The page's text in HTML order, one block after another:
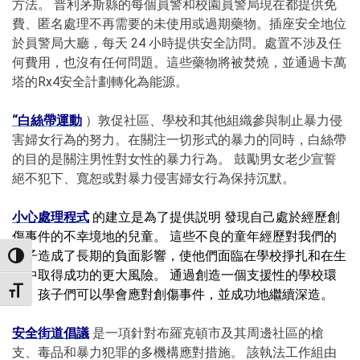
TOGGLE HIGH CONTRAST
TOGGLE FONT SIZE
方法。 普利茅斯縣的每個員警和校園員警局現在都提供免
費、匿名處理不再需要的未使用或過期藥物。插座安全地位
於員警局大廳，每天 24 小時提供安全訪問。處置不涉及任
何費用，也沒有任何問題。這些藥物將被焚燒，並通過卡萬
塔的Rx4安全計劃轉化為能源。
“白絲帶運動 ）敦促社區、學校和其他組織參與制止暴力侵
害婦女行為的努力。在關注一切形式的暴力的同時，白絲帶
的目的是關注男性對女性的暴力行為。 鼓勵男女老少宣誓
絕不犯下、寬恕或對暴力侵害婦女行為保持沉默。
小心處理程式 的建立是為了提供説明 發現自己處於經歷創
傷事件的不幸境地的兒童。 這些不良的童年經歷對我們的
孩子造成了長期的負面影響，使他們面臨在學校掙扎和在生
活中取得成功的更大風險。 通過創造一個支援性的學校環
境，孩子們可以學會應對創傷事件，並成功地繼續深造。
安全街道倡議 是一項針對布羅克頓市及其周邊社區的槍
支、毒品和暴力犯罪的多機構應對措施。 該執法工作組由